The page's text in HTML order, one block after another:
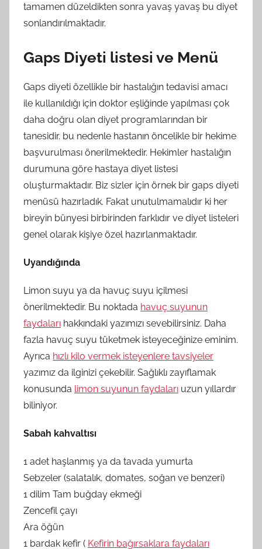
tamamen düzeldikten sonra yavaş yavaş bu diyet
sonlandırılmaktadır.
Gaps Diyeti listesi ve Menü
Gaps diyeti özellikle bir hastalığın tedavisi amacı
ile kullanıldığı için doktor eşliğinde yapılması çok
daha doğru olan diyet programlarından bir
tanesidir. bu nedenle hastanın öncelikle bir hekime
başvurulması önerilmektedir. Hekimler hastalığın
durumuna göre hastaya diyet listesi
oluşturmaktadır. Biz sizler için örnek bir gaps diyeti
menüsü hazırladık. Fakat unutulmamalıdır ki her
bireyin bünyesi birbirinden farklıdır ve diyet listeleri
genel olarak kişiye özel hazırlanmaktadır.
Uyandığında
Limon suyu ya da havuç suyu içilmesi
önerilmektedir. Bu noktada havuç suyunun
faydaları hakkındaki yazımızı sevebilirsiniz. Daha
fazla havuç suyu tüketmek isteyeceğinize eminim.
Ayrıca hızlı kilo vermek isteyenlere tavsiyeler
yazımız da ilginizi çekebilir. Sağlıklı zayıflamak
konusunda limon suyunun faydaları uzun yıllardır
biliniyor.
Sabah kahvaltısı
1 adet haşlanmış ya da tavada yumurta
Sebzeler (salatalık, domates, soğan ve benzeri)
1 dilim Tam buğday ekmeği
Zencefil çayı
Ara öğün
1 bardak kefir ( Kefirin bağırsaklara faydaları